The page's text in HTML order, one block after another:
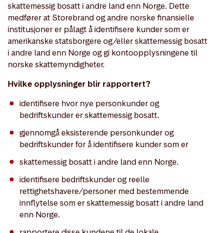
skattemessig bosatt i andre land enn Norge. Dette
medfører at Storebrand og andre norske finansielle
institusjoner er pålagt å identifisere kunder som er
amerikanske statsborgere og/eller skattemessig bosatt
i andre land enn Norge og gi kontoopplysningene til
norske skattemyndigheter.
Hvilke opplysninger blir rapportert?
identifisere hvor nye personkunder og
bedriftskunder er skattemessig bosatt.
gjennomgå eksisterende personkunder og
bedriftskunder for å identifisere kunder som er
skattemessig bosatt i andre land enn Norge.
identifisere bedriftskunder og reelle
rettighetshavere/personer med bestemmende
innflytelse som er skattemessig bosatt i andre land
enn Norge.